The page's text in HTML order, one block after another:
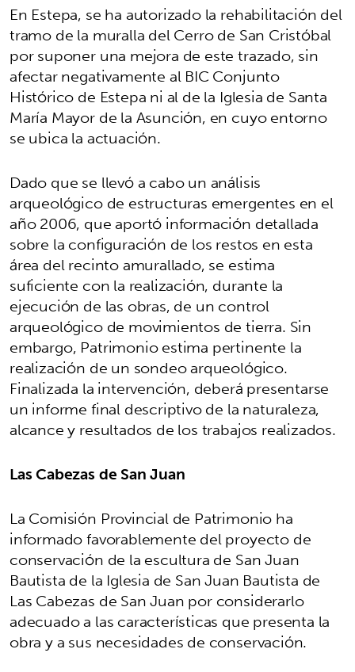
En Estepa, se ha autorizado la rehabilitación del
tramo de la muralla del Cerro de San Cristóbal
por suponer una mejora de este trazado, sin
afectar negativamente al BIC Conjunto
Histórico de Estepa ni al de la Iglesia de Santa
María Mayor de la Asunción, en cuyo entorno
se ubica la actuación.
Dado que se llevó a cabo un análisis
arqueológico de estructuras emergentes en el
año 2006, que aportó información detallada
sobre la configuración de los restos en esta
área del recinto amurallado, se estima
suficiente con la realización, durante la
ejecución de las obras, de un control
arqueológico de movimientos de tierra. Sin
embargo, Patrimonio estima pertinente la
realización de un sondeo arqueológico.
Finalizada la intervención, deberá presentarse
un informe final descriptivo de la naturaleza,
alcance y resultados de los trabajos realizados.
Las Cabezas de San Juan
La Comisión Provincial de Patrimonio ha
informado favorablemente del proyecto de
conservación de la escultura de San Juan
Bautista de la Iglesia de San Juan Bautista de
Las Cabezas de San Juan por considerarlo
adecuado a las características que presenta la
obra y a sus necesidades de conservación.